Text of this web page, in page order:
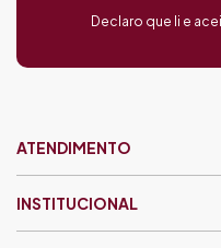
Declaro que li e
ATENDIMENTO
INSTITUCIONAL